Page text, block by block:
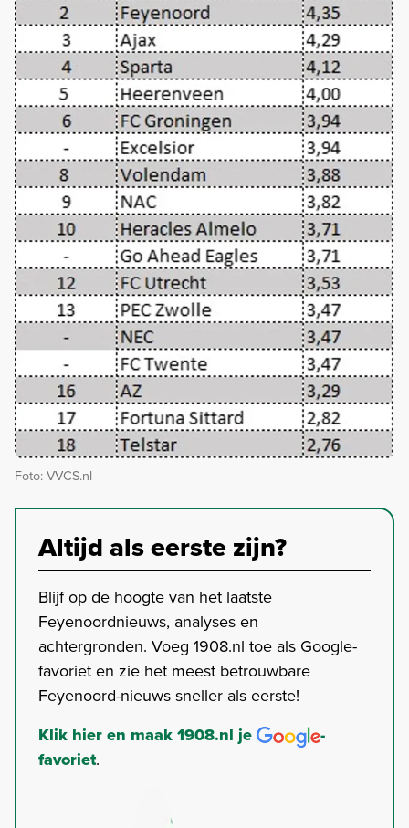
Foto: VVCS.nl
Altijd als eerste zijn?
Blijf op de hoogte van het laatste
Feyenoordnieuws, analyses en
achtergronden. Voeg 1908.nl toe als Google-
favoriet en zie het meest betrouwbare
Feyenoord-nieuws sneller als eerste!
Klik hier en maak 1908.nl je
-
favoriet.